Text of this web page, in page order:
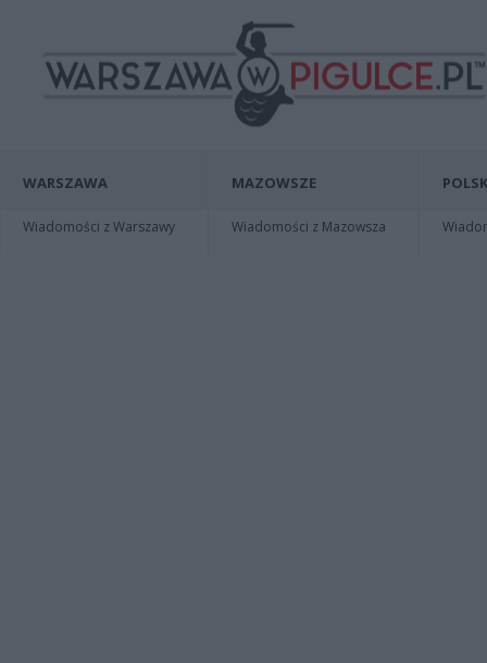
WARSZAWA
Wiadomości z Warszawy
MAZOWSZE
Wiadomości z Mazowsza